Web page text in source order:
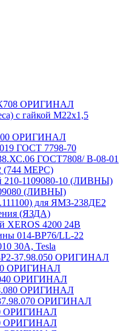
К708 ОРИГИНАЛ
с гайкой М22х1,5
ОРИГИНАЛ
ГОСТ 7798-70
ГОСТ7808/ В-08-01
(744 МЕРС)
210-1109080-10 (ЛИВНЫ)
(ЛИВНЫ)
для ЯМЗ-238ДЕ2
(ЯЗДА)
XEROS 4200 24В
014-BP76/LL-22
30А, Tesla
37.98.050 ОРИГИНАЛ
ОРИГИНАЛ
ОРИГИНАЛ
ОРИГИНАЛ
ОРИГИНАЛ
ОРИГИНАЛ
ОРИГИНАЛ